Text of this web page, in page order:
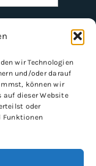
wir Technologien
und/oder darauf
können wir
auf dieser Website
oder
Funktionen
Register